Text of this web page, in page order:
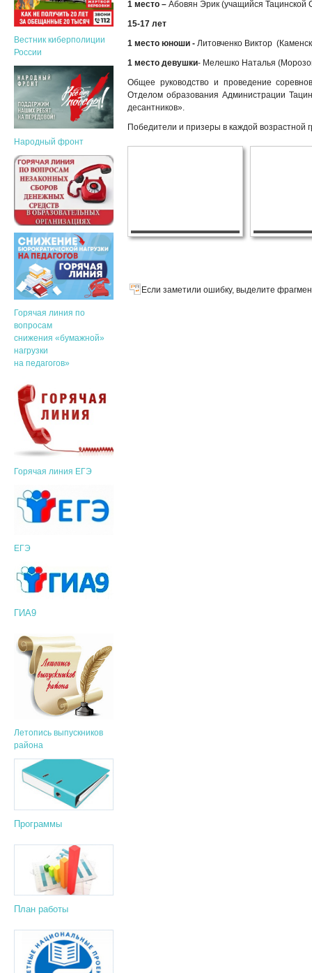
1 место –Абовян Эрик (учащийся
15-17 лет
1 место юноши - Литовченко Виктор
1 место девушки- Мелешко Наталья
Общее руководство и проведение
Отделом образования Администрации
десантников».
Победители и призеры в каждой
Если заметили ошибку, выделите
Вестник киберполиции
России
Народный фронт
Горячая линия по
вопросам
снижения «бумажной»
нагрузки
на педагогов»
Горячая линия ЕГЭ
ЕГЭ
ГИА9
Летопись выпускников
района
Программы
План работы